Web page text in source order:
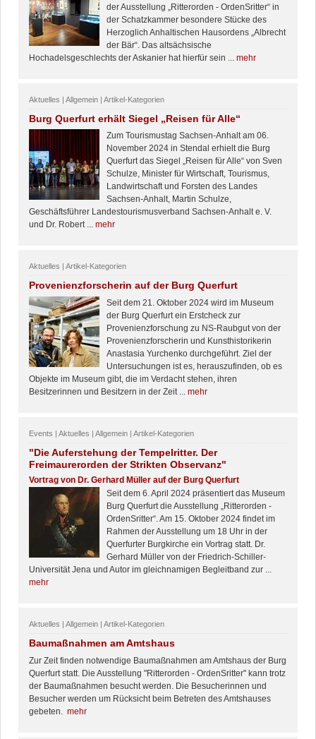
der Ausstellung „Ritterorden - OrdenSritter“ in
der Schatzkammer besondere Stücke des
Herzoglich Anhaltischen Hausordens „Albrecht
der Bär“. Das altsächsische
Hochadelsgeschlechts der Askanier hat hierfür sein ... mehr
Aktuelles | Allgemein | Artikel-Kategorien
Burg Querfurt erhält Siegel „Reisen für Alle“
Zum Tourismustag Sachsen-Anhalt am 06.
November 2024 in Stendal erhielt die Burg
Querfurt das Siegel „Reisen für Alle“ von Sven
Schulze, Minister für Wirtschaft, Tourismus,
Landwirtschaft und Forsten des Landes
Sachsen-Anhalt, Martin Schulze,
Geschäftsführer Landestourismusverband Sachsen-Anhalt e. V.
und Dr. Robert ... mehr
Aktuelles | Artikel-Kategorien
Provenienzforscherin auf der Burg Querfurt
Seit dem 21. Oktober 2024 wird im Museum
der Burg Querfurt ein Erstcheck zur
Provenienzforschung zu NS-Raubgut von der
Provenienzforscherin und Kunsthistorikerin
Anastasia Yurchenko durchgeführt. Ziel der
Untersuchungen ist es, herauszufinden, ob es
Objekte im Museum gibt, die im Verdacht stehen, ihren
Besitzerinnen und Besitzern in der Zeit ... mehr
Events | Aktuelles | Allgemein | Artikel-Kategorien
"Die Auferstehung der Tempelritter. Der
Freimaurerorden der Strikten Observanz"
Vortrag von Dr. Gerhard Müller auf der Burg Querfurt
Seit dem 6. April 2024 präsentiert das Museum
Burg Querfurt die Ausstellung „Ritterorden -
OrdenSritter“. Am 15. Oktober 2024 findet im
Rahmen der Ausstellung um 18 Uhr in der
Querfurter Burgkirche ein Vortrag statt. Dr.
Gerhard Müller von der Friedrich-Schiller-
Universität Jena und Autor im gleichnamigen Begleitband zur ...
mehr
Aktuelles | Allgemein | Artikel-Kategorien
Baumaßnahmen am Amtshaus
Zur Zeit finden notwendige Baumaßnahmen am Amtshaus der Burg
Querfurt statt. Die Ausstellung "Ritterorden - OrdenSritter" kann trotz
der Baumaßnahmen besucht werden. Die Besucherinnen und
Besucher werden um Rücksicht beim Betreten des Amtshauses
gebeten. mehr